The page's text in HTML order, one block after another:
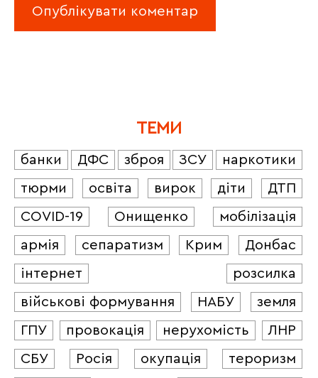
ТЕМИ
банки ДФС зброя ЗСУ
наркотики
тюрми
освіта вирок діти
ДТП
COVID-19
Онищенко
мобілізація
армія
сепаратизм Крим
Донбас
інтернет
розсилка
військові формування
НАБУ
земля
ГПУ
провокація нерухомість
ЛНР
СБУ
Росія окупація
тероризм